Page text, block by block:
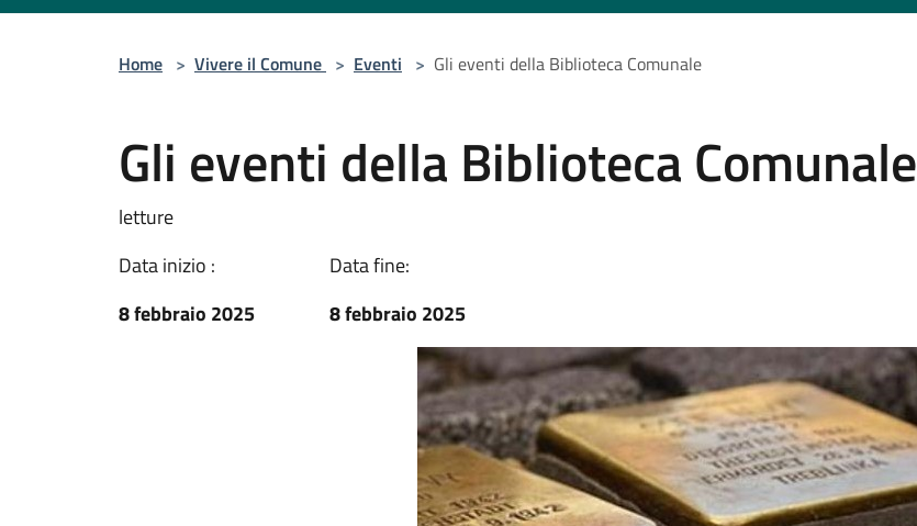
Home > Vivere il Comune > Eventi > Gli eventi della Biblioteca Comunale
Gli eventi della Biblioteca Comunale
letture
Data inizio :
8 febbraio 2025
Data fine:
8 febbraio 2025